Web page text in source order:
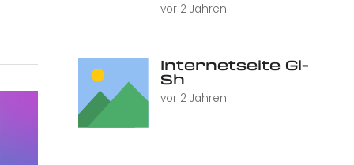
vor 2 Jahren
Internetseite Gl-
Sh
vor 2 Jahren